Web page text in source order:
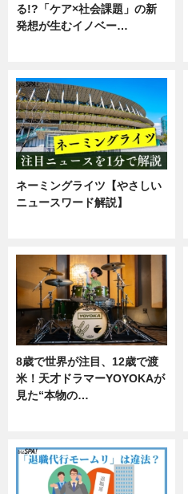
る!?「ケア×社会課題」の新
発想が生むイノベー…
ネーミングライツ【やさしい
ニュースワード解説】
8歳で世界が注目、12歳で渡
米！天才ドラマーYOYOKAが
見た“本物の…